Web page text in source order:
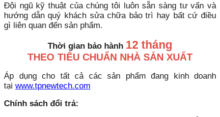
Đội ngũ kỹ thuật của chúng tôi luôn sẵn sàng tư vấn và
hướng dẫn quý khách sửa chữa bảo trì hay bất cứ điều
gì liên quan đến sản phẩm.
Thời gian bảo hành 12 tháng
THEO TIÊU CHUẨN NHÀ SẢN XUẤT
Áp dụng cho tất cả các sản phẩm đang kinh doanh
tại www.tpnewtech.com
Chính sách đổi trả: